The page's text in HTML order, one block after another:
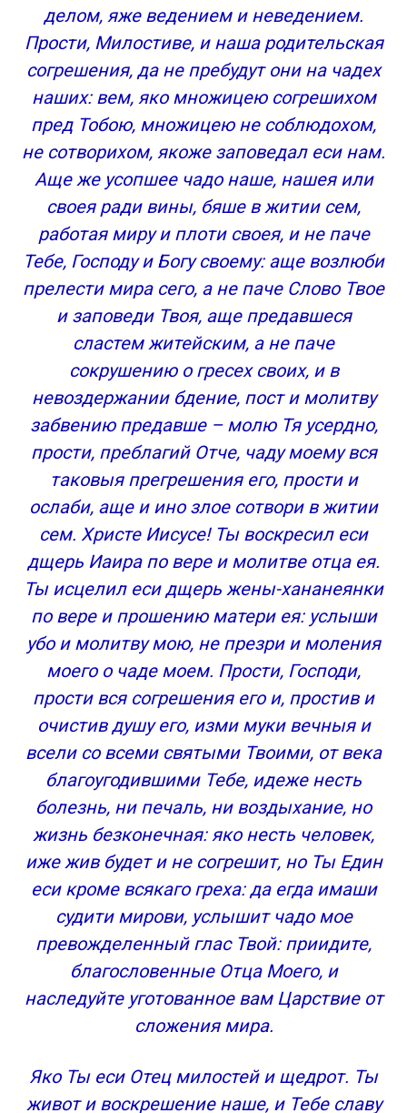
делом, яже ведением и неведением.
Прости, Милостиве, и наша родительская
согрешения, да не пребудут они на чадех
наших: вем, яко множицею согрешихом
пред Тобою, множицею не соблюдохом,
не сотворихом, якоже заповедал еси нам.
Аще же усопшее чадо наше, нашея или
своея ради вины, бяше в житии сем,
работая миру и плоти своея, и не паче
Тебе, Господу и Богу своему: аще возлюби
прелести мира сего, а не паче Слово Твое
и заповеди Твоя, аще предавшеся
сластем житейским, а не паче
сокрушению о гресех своих, и в
невоздержании бдение, пост и молитву
забвению предавше – молю Тя усердно,
прости, преблагий Отче, чаду моему вся
таковыя прегрешения его, прости и
ослаби, аще и ино злое сотвори в житии
сем. Христе Иисусе! Ты воскресил еси
дщерь Иаира по вере и молитве отца ея.
Ты исцелил еси дщерь жены-хананеянки
по вере и прошению матери ея: услыши
убо и молитву мою, не презри и моления
моего о чаде моем. Прости, Господи,
прости вся согрешения его и, простив и
очистив душу его, изми муки вечныя и
всели со всеми святыми Твоими, от века
благоугодившими Тебе, идеже несть
болезнь, ни печаль, ни воздыхание, но
жизнь безконечная: яко несть человек,
иже жив будет и не согрешит, но Ты Един
еси кроме всякаго греха: да егда имаши
судити мирови, услышит чадо мое
превожделенный глас Твой: приидите,
благословенные Отца Моего, и
наследуйте уготованное вам Царствие от
сложения мира.
Яко Ты еси Отец милостей и щедрот. Ты
живот и воскрешение наше, и Тебе славу